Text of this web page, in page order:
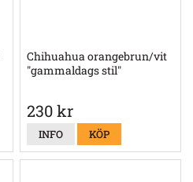
Chihuahua orangebrun/vit
"gammaldags stil"
230 kr
INFO KÖP